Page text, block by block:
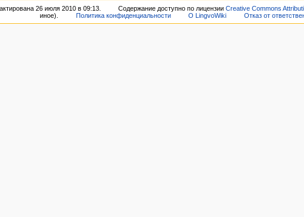
26 июля 2010 в 09:13. Содержание доступно по лицензииCreative Commons
иное).
Политика конфиденциальности О LingvoWiki Отказ от